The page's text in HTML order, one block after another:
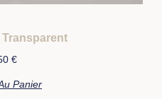
€
Panier